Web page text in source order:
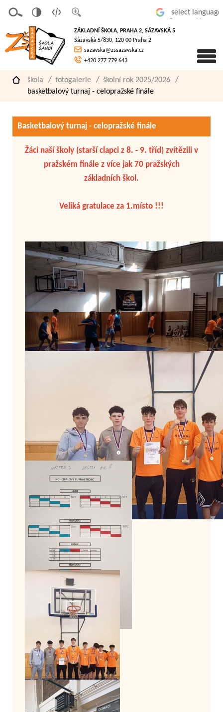
písmo
á
verze
pro
slaboz
raké
ZÁKLADNÍ ŠKOLA, PRAHA 2, SÁZAVSKÁ 5
Sázavská 5/830, 120 00 Praha 2
sazavska@zssazavska.cz
+420 277 779 643
škola fotogalerie
školní rok 2025/2026
basketbalový turnaj - celopražské finále
Basketbalový turnaj - celopražské finále
Žáci naší školy (starší clapci z 8. - 9. tříd) zvítězili v
pražském finále z více jak 70 pražských
základních škol.
Veliká gratulace za 1.místo !!!